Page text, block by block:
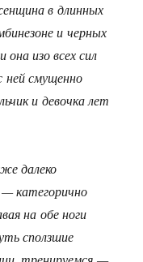
в длинных
и черных
она изо всех сил
ней смущенно
и девочка лет
далеко
категорично
на обе ноги
сползшие